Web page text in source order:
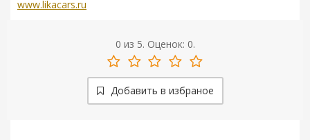
www.likacars.ru
0 из 5. Оценок: 0.
Добавить в избраное